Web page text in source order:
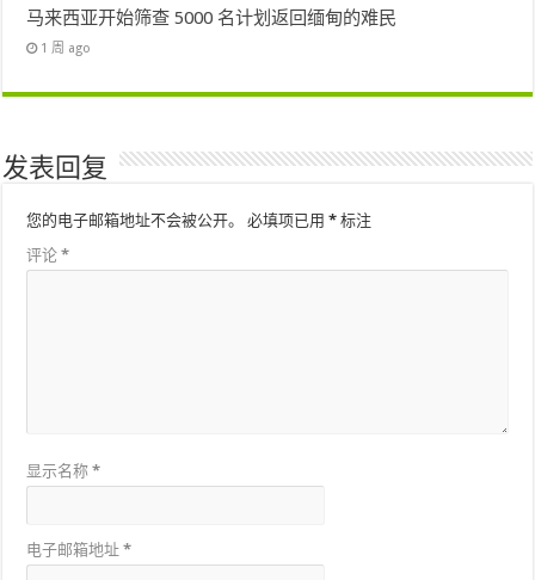
马来西亚开始筛查 5000 名计划返回缅甸的难民
1 周 ago
发表回复
您的电子邮箱地址不会被公开。 必填项已用* 标注
评论*
显示名称*
电子邮箱地址*